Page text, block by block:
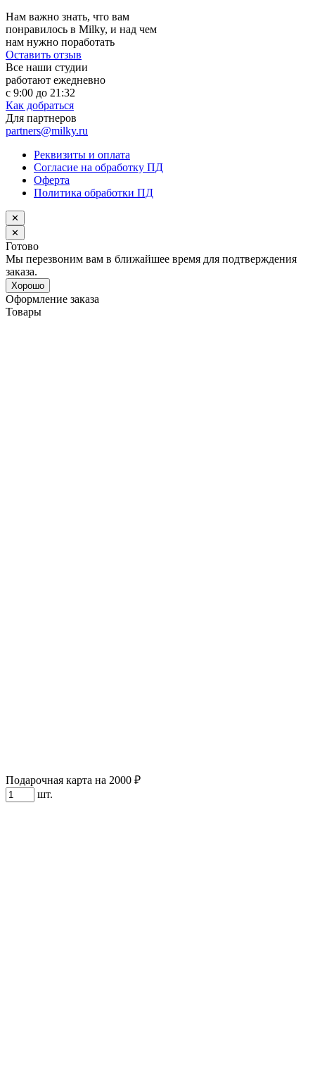
Нам важно знать, что вам
понравилось в Milky, и над чем
нам нужно поработать
Оставить отзыв
Все наши студии
работают ежедневно
с 9:00 до 21:32
Как добраться
Для партнеров
partners@milky.ru
Реквизиты и оплата
Согласие на обработку ПД
Оферта
Политика обработки ПД
✕
✕
Готово
Мы перезвоним вам в ближайшее время для подтверждения
заказа.
Хорошо
Оформление заказа
Товары
Подарочная карта на 2000 ₽
шт.